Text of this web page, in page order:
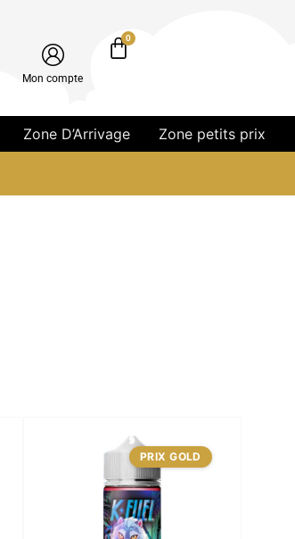
Mon compte
0
Zone D’Arrivage Zone petits prix
PRIX GOLD